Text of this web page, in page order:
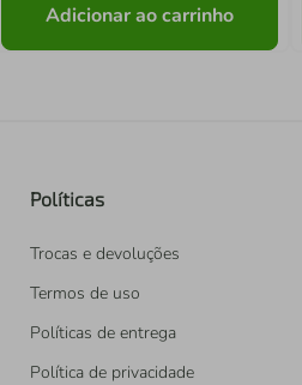
Adicionar ao carrinho
Políticas
Trocas e devoluções
Termos de uso
Políticas de entrega
Política de privacidade